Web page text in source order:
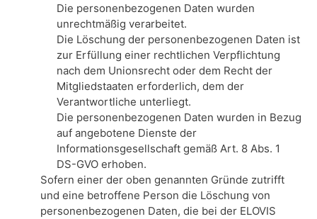
Die personenbezogenen Daten wurden
unrechtmäßig verarbeitet.
Die Löschung der personenbezogenen Daten ist
zur Erfüllung einer rechtlichen Verpflichtung
nach dem Unionsrecht oder dem Recht der
Mitgliedstaaten erforderlich, dem der
Verantwortliche unterliegt.
Die personenbezogenen Daten wurden in Bezug
auf angebotene Dienste der
Informationsgesellschaft gemäß Art. 8 Abs. 1
DS-GVO erhoben.
Sofern einer der oben genannten Gründe zutrifft
und eine betroffene Person die Löschung von
personenbezogenen Daten, die bei der ELOVIS